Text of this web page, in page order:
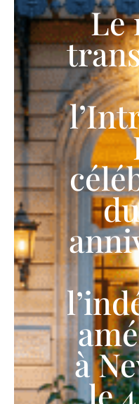
Le
à
le